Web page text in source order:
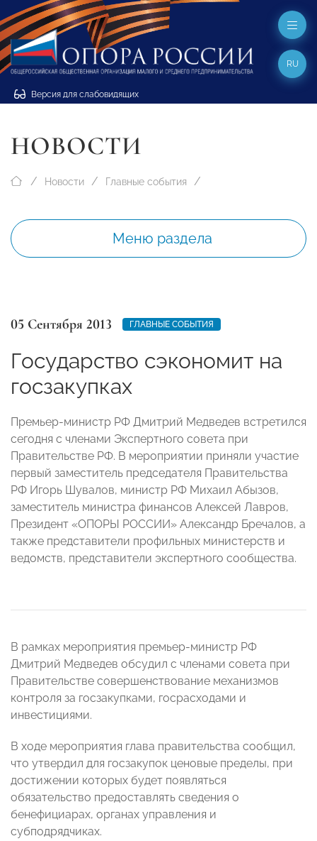
Версия для слабовидящих
RU
НОВОСТИ
Новости Главные события
Меню раздела
05 Сентября 2013 ГЛАВНЫЕ СОБЫТИЯ
Государство сэкономит на
госзакупках
Премьер-министр РФ Дмитрий Медведев встретился
сегодня с членами Экспертного совета при
Правительстве РФ. В мероприятии приняли участие
первый заместитель председателя Правительства
РФ Игорь Шувалов, министр РФ Михаил Абызов,
заместитель министра финансов Алексей Лавров,
Президент «ОПОРЫ РОССИИ» Александр Бречалов, а
также представители профильных министерств и
ведомств, представители экспертного сообщества.
В рамках мероприятия премьер-министр РФ
Дмитрий Медведев обсудил с членами совета при
Правительстве совершенствование механизмов
контроля за госзакупками, госрасходами и
инвестициями.
В ходе мероприятия глава правительства сообщил,
что утвердил для госзакупок ценовые пределы, при
достижении которых будет появляться
обязательство предоставлять сведения о
бенефициарах, органах управления и
субподрядчиках.